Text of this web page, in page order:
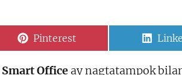
Share
Pinterest
Share
Smart Office ay nagtatampok